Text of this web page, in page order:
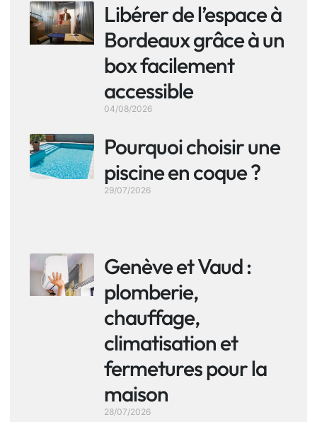
Libérer de l’espace à
Bordeaux grâce à un
box facilement
accessible
04/08/2026
Pourquoi choisir une
piscine en coque ?
29/07/2026
Genève et Vaud :
plomberie,
chauffage,
climatisation et
fermetures pour la
maison
28/07/2026